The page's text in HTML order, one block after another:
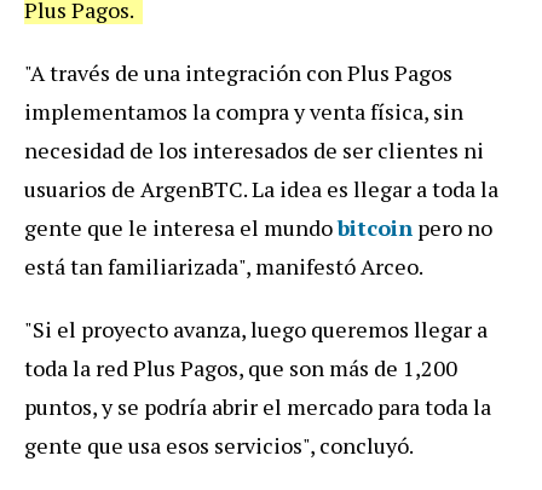
Plus Pagos.
"A través de una integración con Plus Pagos
implementamos la compra y venta física, sin
necesidad de los interesados de ser clientes ni
usuarios de ArgenBTC. La idea es llegar a toda la
gente que le interesa el mundobitcoin pero no
está tan familiarizada", manifestó Arceo.
"Si el proyecto avanza, luego queremos llegar a
toda la red Plus Pagos, que son más de 1,200
puntos, y se podría abrir el mercado para toda la
gente que usa esos servicios", concluyó.